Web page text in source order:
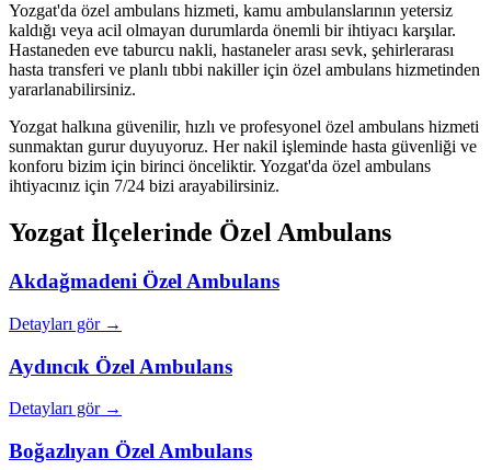
Yozgat'da özel ambulans hizmeti, kamu ambulanslarının yetersiz
kaldığı veya acil olmayan durumlarda önemli bir ihtiyacı karşılar.
Hastaneden eve taburcu nakli, hastaneler arası sevk, şehirlerarası
hasta transferi ve planlı tıbbi nakiller için özel ambulans hizmetinden
yararlanabilirsiniz.
Yozgat halkına güvenilir, hızlı ve profesyonel özel ambulans hizmeti
sunmaktan gurur duyuyoruz. Her nakil işleminde hasta güvenliği ve
konforu bizim için birinci önceliktir. Yozgat'da özel ambulans
ihtiyacınız için 7/24 bizi arayabilirsiniz.
Yozgat İlçelerinde Özel Ambulans
Akdağmadeni Özel Ambulans
Detayları gör →
Aydıncık Özel Ambulans
Detayları gör →
Boğazlıyan Özel Ambulans